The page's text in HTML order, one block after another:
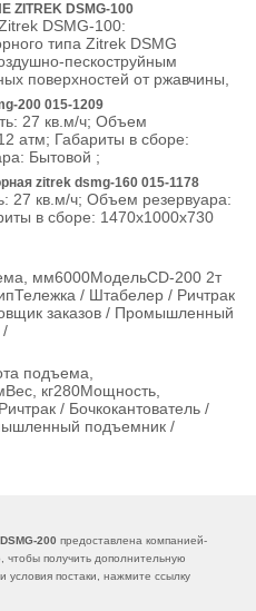
DSMG-100
DSMG-100:
типа Zitrek DSMG
пескоструйным
поверхностей от ржавчины,
200 015-1209
27 кв.м/ч; Объем
атм; Габариты в сборе:
Бытовой ;
zitrek dsmg-160 015-1178
27 кв.м/ч; Объем резервуара:
в сборе: 1470х1000х730
мм6000МодельCD-200 2т
/ Штабелер / Ричтрак
заказов / Промышленный
/
подъема,
кг280Мощность,
/ Бочкокантователь /
подъемник /
200 предоставлена компанией-
получить дополнительную
постаки, нажмите ссылку